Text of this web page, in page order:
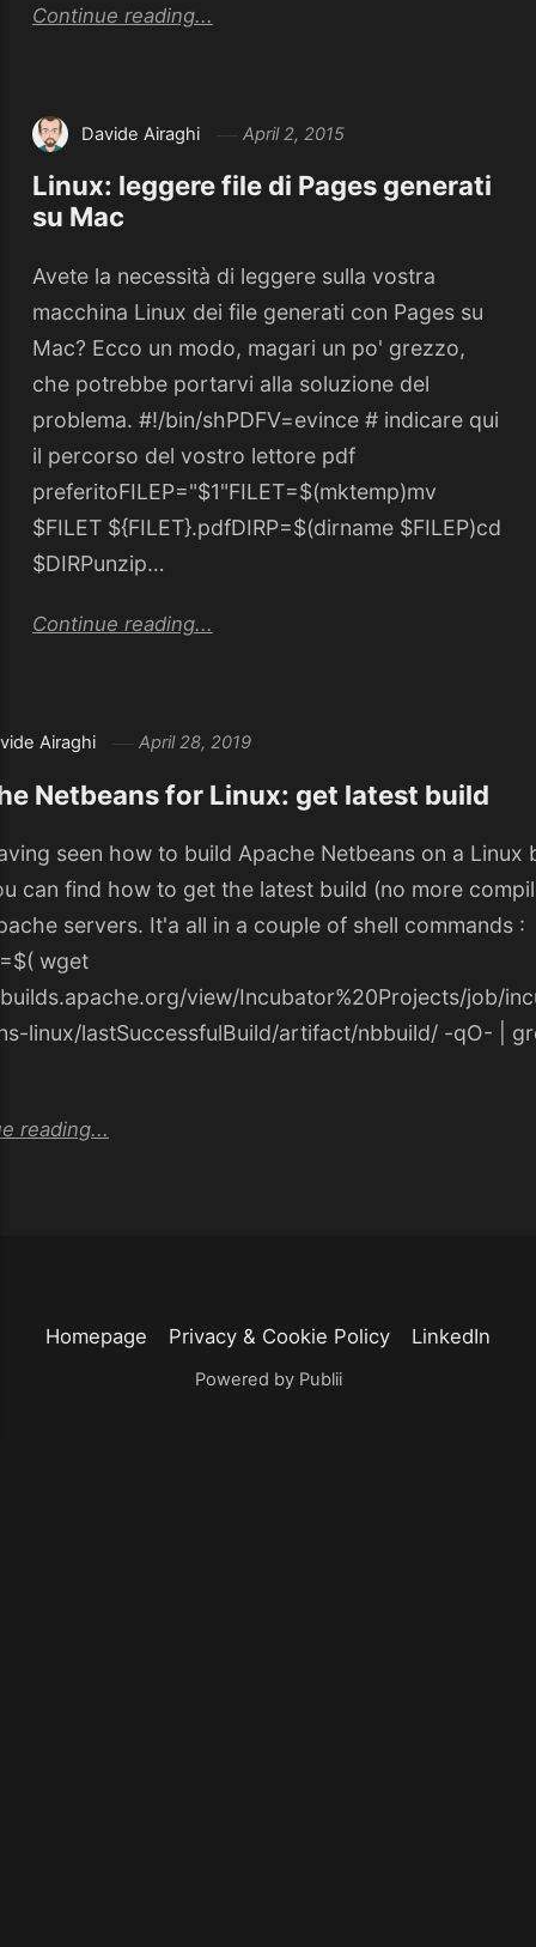
Continue reading...
Davide Airaghi April 2, 2015
Linux: leggere file di Pages generati
su Mac
Avete la necessità di leggere sulla vostra
macchina Linux dei file generati con Pages su
Mac? Ecco un modo, magari un po' grezzo,
che potrebbe portarvi alla soluzione del
problema. #!/bin/shPDFV=evince # indicare qui
il percorso del vostro lettore pdf
preferitoFILEP="$1"FILET=$(mktemp)mv
$FILET ${FILET}.pdfDIRP=$(dirname $FILEP)cd
$DIRPunzip…
Continue reading...
Airaghi April 28, 2019
Netbeans for Linux: get latest build
seen how to build Apache Netbeans on a Linux
can find how to get the latest build (no more
servers. It'a all in a couple of shell commands :
wget
view/Incubator%20Projects/job/
linux/lastSuccessfulBuild/artifact/nbbuild/ -qO- |
reading...
Homepage Privacy & Cookie Policy LinkedIn
Powered by Publii